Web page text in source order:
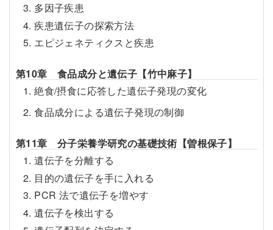
3. 多因子疾患
4. 疾患遺伝子の探索方法
5. エピジェネティクスと疾患
第10章 食品成分と遺伝子【竹中麻子】
1. 絶食/摂食に応答した遺伝子発現の変化
2. 食品成分による遺伝子発現の制御
第11章 分子栄養学研究の基礎技術【曽根保子】
1. 遺伝子を分離する
2. 目的の遺伝子を手に入れる
3. PCR 法で遺伝子を増やす
4. 遺伝子を検出する